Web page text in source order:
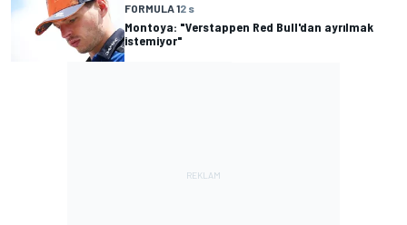
FORMULA 12 s
Montoya: "Verstappen Red Bull'dan ayrılmak
istemiyor"